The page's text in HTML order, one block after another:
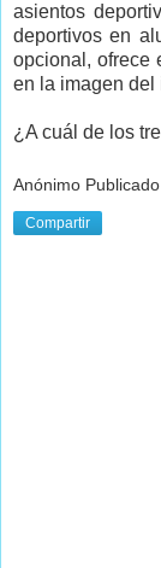
asientos
deportivos en
opcional, ofrece
en la imagen del
¿A cuál de los
Anónimo
Compartir